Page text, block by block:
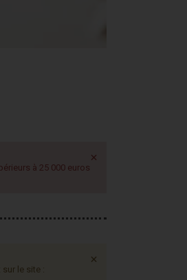
à 25 000 euros
×
le site :
×